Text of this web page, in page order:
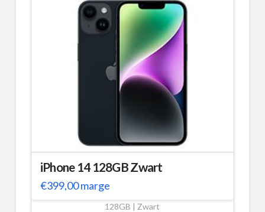
iPhone 14 128GB Zwart
€399,00marge
128GB | Zwart